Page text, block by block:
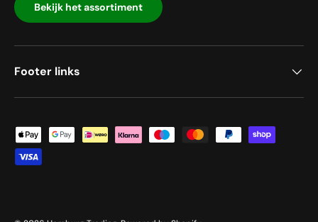
Bekijk het assortiment
Footer links
Geaccepteerde betaalmethoden